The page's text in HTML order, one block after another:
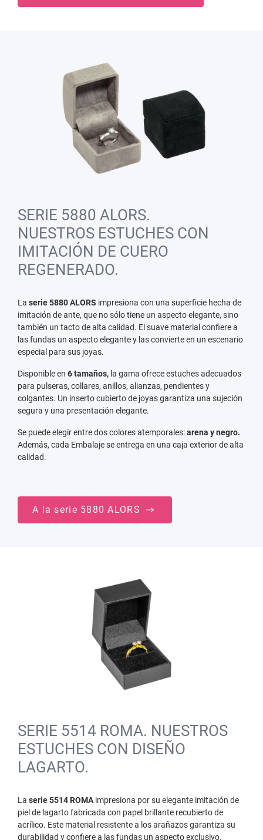
SERIE 5880 ALORS.
NUESTROS ESTUCHES CON
IMITACIÓN DE CUERO
REGENERADO.
La serie 5880 ALORS impresiona con una superficie hecha de
imitación de ante, que no sólo tiene un aspecto elegante, sino
también un tacto de alta calidad. El suave material confiere a
las fundas un aspecto elegante y las convierte en un escenario
especial para sus joyas.
Disponible en 6 tamaños, la gama ofrece estuches adecuados
para pulseras, collares, anillos, alianzas, pendientes y
colgantes. Un inserto cubierto de joyas garantiza una sujeción
segura y una presentación elegante.
Se puede elegir entre dos colores atemporales:arena y negro.
Además, cada Embalaje se entrega en una caja exterior de alta
calidad.
A la serie 5880 ALORS
SERIE 5514 ROMA. NUESTROS
ESTUCHES CON DISEÑO
LAGARTO.
La serie 5514 ROMA impresiona por su elegante imitación de
piel de lagarto fabricada con papel brillante recubierto de
acrílico. Este material resistente a los arañazos garantiza su
durabilidad y confiere a las fundas un aspecto exclusivo.